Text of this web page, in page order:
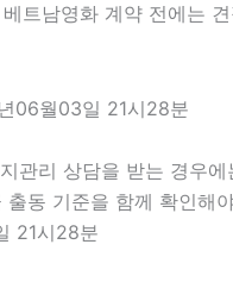
트남영화 계약 전에는
06월03일 21시28분
리 상담을 받는 경우
동 기준을 함께 확인
21시28분